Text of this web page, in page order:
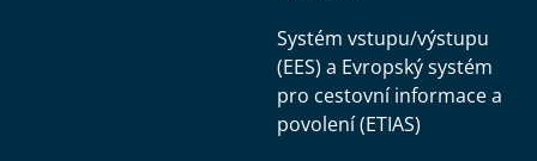
Systém vstupu/výstupu
(EES) a Evropský systém
pro cestovní informace a
povolení (ETIAS)